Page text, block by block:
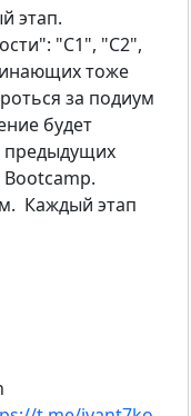
этап.
"С1", "С2",
тоже
за подиум
будет
предыдущих
Каждый этап